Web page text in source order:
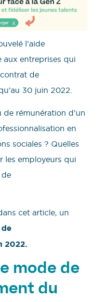
l’aide
aux entreprises qui
de
30 juin 2022.
de rémunération d’un
en
sociales ? Quelles
les employeurs qui
cet article, un
2022.
mode de
du